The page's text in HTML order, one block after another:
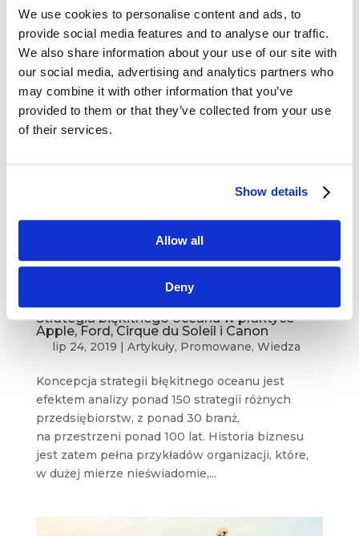
We use cookies to personalise content and ads, to
provide social media features and to analyse our traffic.
We also share information about your use of our site with
our social media, advertising and analytics partners who
may combine it with other information that you’ve
provided to them or that they’ve collected from your use
of their services.
Show details
Allow all
Deny
Zapraszamy na przegląd najciekawszych
artykułów z polskiej i zagranicznej blogosfery.
Co przyniósł nam początek roku w sferze
marketingowej? Zapraszamy do lektury! #1
Podróż Nike’a do marketingowej doskonałości
Jerome Conlon Branding...
Strategia błękitnego oceanu w praktyce –
Apple, Ford, Cirque du Soleil i Canon
lip 24, 2019 | Artykuły, Promowane, Wiedza
Koncepcja strategii błękitnego oceanu jest
efektem analizy ponad 150 strategii różnych
przedsiębiorstw, z ponad 30 branż,
na przestrzeni ponad 100 lat. Historia biznesu
jest zatem pełna przykładów organizacji, które,
w dużej mierze nieświadomie,...